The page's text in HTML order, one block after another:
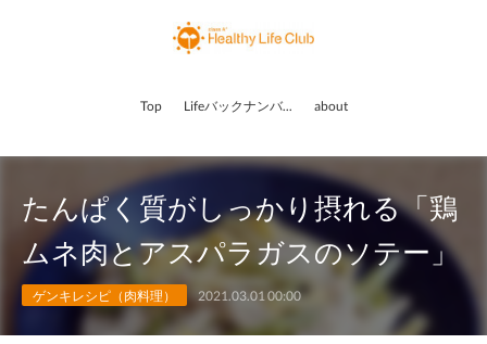
Top Lifeバックナンバー about
たんぱく質がしっかり摂れる「鶏
ムネ肉とアスパラガスのソテー」
ゲンキレシピ（肉料理） 2021.03.01 00:00